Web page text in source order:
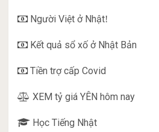
Người Việt ở Nhật!
Kết quả sổ xố ở Nhật Bản
Tiền trợ cấp Covid
XEM tỷ giá YÊN hôm nay
Học Tiếng Nhật